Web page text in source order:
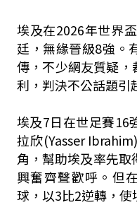
埃及在2026年世界
廷，無緣晉級8強。
傳，不少網友質疑
利，判決不公話題引
埃及7日在世足賽16
拉欣(Yasser
角，幫助埃及率先
興奮齊聲歡呼。但
球，以3比2逆轉，使